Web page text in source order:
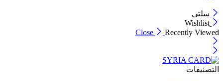
سلتي
Wishlist
Close
Recently Viewed
التصنيفات